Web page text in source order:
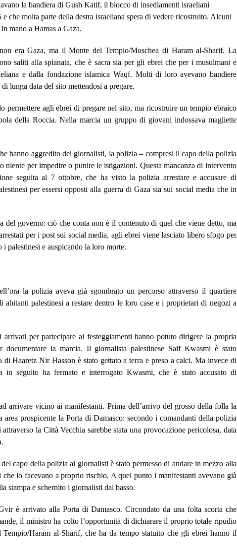
la bandiera di Gush Katif, il blocco di insediamenti israeliani
che molta parte della destra israeliana spera di vedere ricostruito. Alcuni
mano a Hamas a Gaza.
era Gaza, ma il Monte del Tempio/Moschea di Haram al-Sharif. La
saliti alla spianata, che è sacra sia per gli ebrei che per i musulmani e
e dalla fondazione islamica Waqf. Molti di loro avevano bandiere
lunga data del sito mettendosi a pregare.
permettere agli ebrei di pregare nel sito, ma ricostruire un tempio ebraico
della Roccia. Nella marcia un gruppo di giovani indossava magliette
hanno aggredito dei giornalisti, la polizia – compresi il capo della polizia
niente per impedire o punire le istigazioni. Questa mancanza di intervento
seguita al 7 ottobre, che ha visto la polizia arrestare e accusare di
per essersi opposti alla guerra di Gaza sia sui social media che in
del governo: ciò che conta non è il contenuto di quel che viene detto, ma
per i post sui social media, agli ebrei viene lasciato libero sfogo per
palestinesi e auspicando la loro morte.
la polizia aveva già sgombrato un percorso attraverso il quartiere
palestinesi a restare dentro le loro case e i proprietari di negozi a
per partecipare ai festeggiamenti hanno potuto dirigere la propria
la marcia. Il giornalista palestinese Saif Kwasmi è stato
Haaretz Nir Hasson è stato gettato a terra e preso a calci. Ma invece di
in seguito ha fermato e interrogato Kwasmi, che è stato accusato di
arrivare vicino ai manifestanti. Prima dell’arrivo del grosso della folla la
prospicente la Porta di Damasco: secondo i comandanti della polizia
la Città Vecchia sarebbe stata una provocazione pericolosa, data
capo della polizia ai giornalisti è stato permesso di andare in mezzo alla
che lo facevano a proprio rischio. A quel punto i manifestanti avevano già
stampa e schernito i giornalisti dal basso.
è arrivato alla Porta di Damasco. Circondato da una folta scorta che
il ministro ha colto l’opportunità di dichiarare il proprio totale ripudio
Haram al-Sharif, che ha da tempo statuito che gli ebrei hanno il